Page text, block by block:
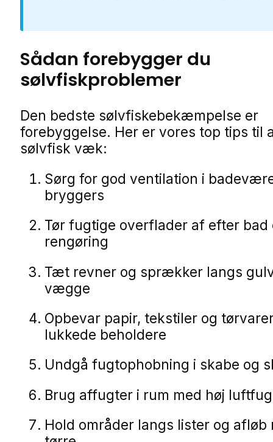
Sådan forebygger du
sølvfiskproblemer
Den bedste sølvfiskebekæmpelse er
forebyggelse. Her er vores top tips til
sølvfisk væk:
Sørg for god ventilation i
bryggers
Tør fugtige overflader af efter bad
rengøring
Tæt revner og sprækker langs
vægge
Opbevar papir, tekstiler og
lukkede beholdere
Undgå fugtophobning i skabe og
Brug affugter i rum med høj
Hold områder langs lister og afløb